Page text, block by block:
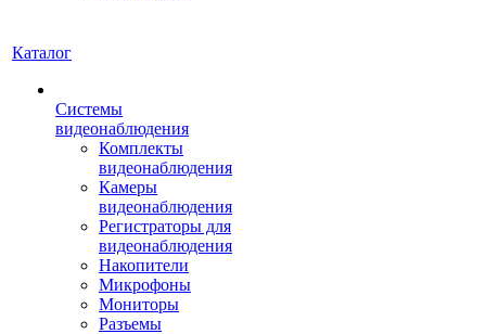
Каталог
Системы
видеонаблюдения
Комплекты
видеонаблюдения
Камеры
видеонаблюдения
Регистраторы для
видеонаблюдения
Накопители
Микрофоны
Мониторы
Разъемы